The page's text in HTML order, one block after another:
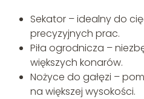
Sekator – idealny do
precyzyjnych prac.
Piła ogrodnicza –
większych konarów.
Nożyce do gałęzi –
na większej wysokości.